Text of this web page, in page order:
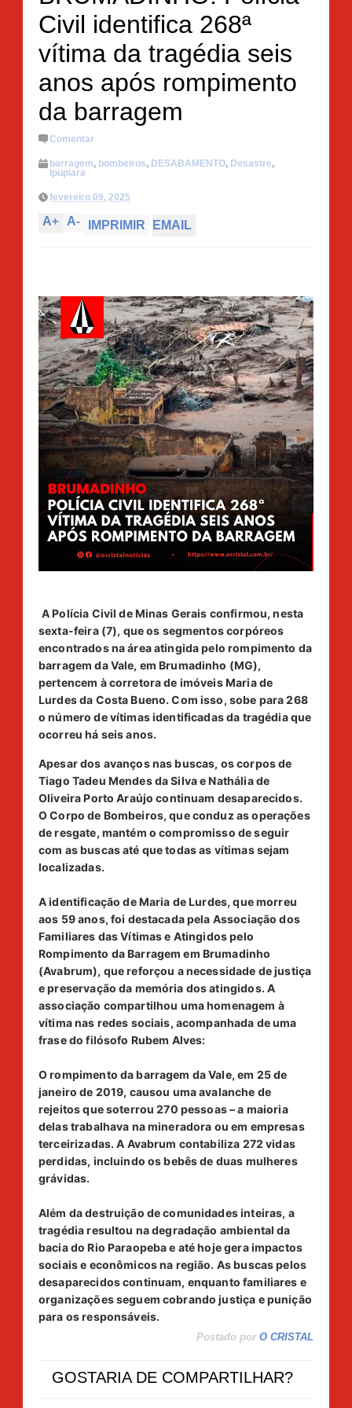
Civil identifica 268ª
vítima da tragédia seis
anos após rompimento
da barragem
Comentar
barragem, bombeiros, DESABAMENTO, Desastre,
Ipupiara
fevereiro 09, 2025
A+ A- IMPRIMIR EMAIL
A Polícia Civil de Minas Gerais confirmou, nesta
sexta-feira (7), que os segmentos corpóreos
encontrados na área atingida pelo rompimento da
barragem da Vale, em Brumadinho (MG),
pertencem à corretora de imóveis Maria de
Lurdes da Costa Bueno. Com isso, sobe para 268
o número de vítimas identificadas da tragédia que
ocorreu há seis anos.
Apesar dos avanços nas buscas, os corpos de
Tiago Tadeu Mendes da Silva e Nathália de
Oliveira Porto Araújo continuam desaparecidos.
O Corpo de Bombeiros, que conduz as operações
de resgate, mantém o compromisso de seguir
com as buscas até que todas as vítimas sejam
localizadas.
A identificação de Maria de Lurdes, que morreu
aos 59 anos, foi destacada pela Associação dos
Familiares das Vítimas e Atingidos pelo
Rompimento da Barragem em Brumadinho
(Avabrum), que reforçou a necessidade de justiça
e preservação da memória dos atingidos. A
associação compartilhou uma homenagem à
vítima nas redes sociais, acompanhada de uma
frase do filósofo Rubem Alves:
O rompimento da barragem da Vale, em 25 de
janeiro de 2019, causou uma avalanche de
rejeitos que soterrou 270 pessoas – a maioria
delas trabalhava na mineradora ou em empresas
terceirizadas. A Avabrum contabiliza 272 vidas
perdidas, incluindo os bebês de duas mulheres
grávidas.
Além da destruição de comunidades inteiras, a
tragédia resultou na degradação ambiental da
bacia do Rio Paraopeba e até hoje gera impactos
sociais e econômicos na região. As buscas pelos
desaparecidos continuam, enquanto familiares e
organizações seguem cobrando justiça e punição
para os responsáveis.
Postado por O CRISTAL
GOSTARIA DE COMPARTILHAR?